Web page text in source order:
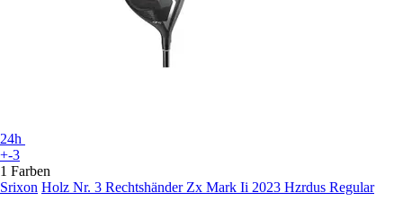
24h
+-3
1 Farben
Srixon Holz Nr. 3 Rechtshänder Zx Mark Ii 2023 Hzrdus Regular